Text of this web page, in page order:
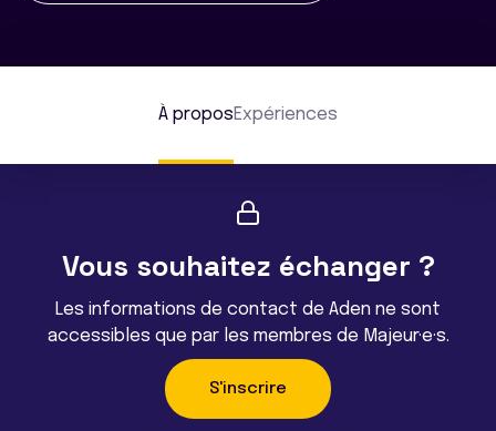
À proposExpériences
Vous souhaitez échanger ?
Les informations de contact de Aden ne sont
accessibles que par les membres de Majeur·e·s.
S'inscrire